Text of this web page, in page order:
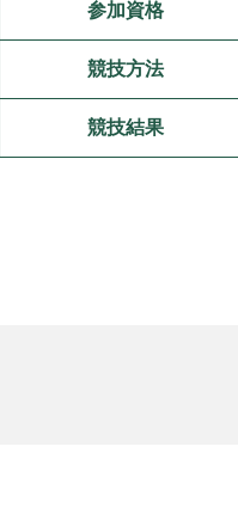
参加資格
競技方法
競技結果